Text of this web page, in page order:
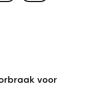
voor